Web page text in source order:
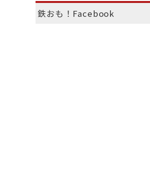
鉄おも！Facebook